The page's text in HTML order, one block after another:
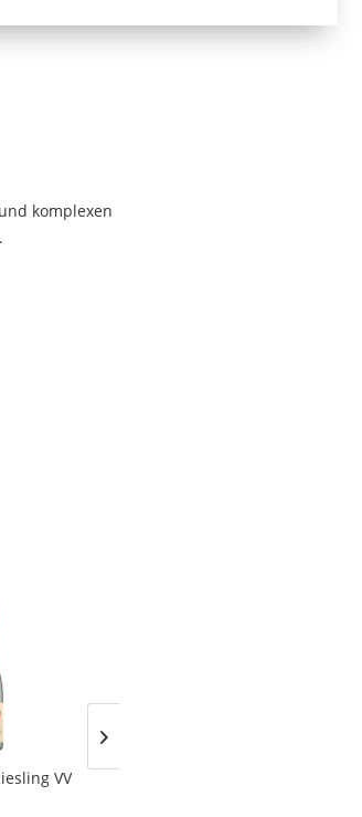
komplexen
VV